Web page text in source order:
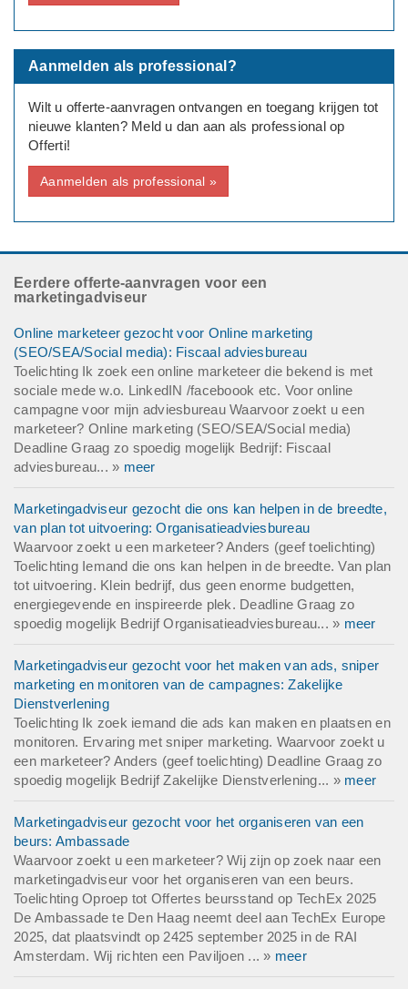
Aanmelden als professional?
Wilt u offerte-aanvragen ontvangen en toegang krijgen tot
nieuwe klanten? Meld u dan aan als professional op
Offerti!
Aanmelden als professional »
Eerdere offerte-aanvragen voor een
marketingadviseur
Online marketeer gezocht voor Online marketing
(SEO/SEA/Social media): Fiscaal adviesbureau
Toelichting Ik zoek een online marketeer die bekend is met
sociale mede w.o. LinkedIN /faceboook etc. Voor online
campagne voor mijn adviesbureau Waarvoor zoekt u een
marketeer? Online marketing (SEO/SEA/Social media)
Deadline Graag zo spoedig mogelijk Bedrijf: Fiscaal
adviesbureau... » meer
Marketingadviseur gezocht die ons kan helpen in de breedte,
van plan tot uitvoering: Organisatieadviesbureau
Waarvoor zoekt u een marketeer? Anders (geef toelichting)
Toelichting Iemand die ons kan helpen in de breedte. Van plan
tot uitvoering. Klein bedrijf, dus geen enorme budgetten,
energiegevende en inspireerde plek. Deadline Graag zo
spoedig mogelijk Bedrijf Organisatieadviesbureau... » meer
Marketingadviseur gezocht voor het maken van ads, sniper
marketing en monitoren van de campagnes: Zakelijke
Dienstverlening
Toelichting Ik zoek iemand die ads kan maken en plaatsen en
monitoren. Ervaring met sniper marketing. Waarvoor zoekt u
een marketeer? Anders (geef toelichting) Deadline Graag zo
spoedig mogelijk Bedrijf Zakelijke Dienstverlening... » meer
Marketingadviseur gezocht voor het organiseren van een
beurs: Ambassade
Waarvoor zoekt u een marketeer? Wij zijn op zoek naar een
marketingadviseur voor het organiseren van een beurs.
Toelichting Oproep tot Offertes beursstand op TechEx 2025
De Ambassade te Den Haag neemt deel aan TechEx Europe
2025, dat plaatsvindt op 2425 september 2025 in de RAI
Amsterdam. Wij richten een Paviljoen ... » meer